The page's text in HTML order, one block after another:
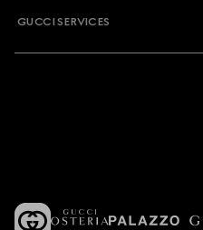
GUCCI SERVICES